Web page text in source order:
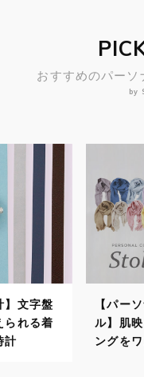
おすすめのパーソ
by
】文字盤
られる着
計
【パー
ル】肌
ングを